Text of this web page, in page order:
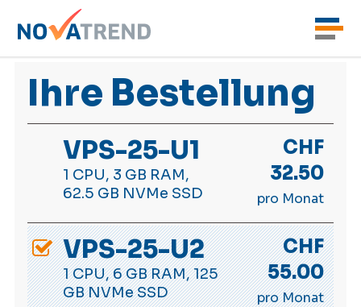
Ihre Bestellung
VPS-25-U1
1 CPU, 3 GB RAM,
62.5 GB NVMe SSD
CHF
32.50
pro Monat
VPS-25-U2
1 CPU, 6 GB RAM, 125
GB NVMe SSD
CHF
55.00
pro Monat